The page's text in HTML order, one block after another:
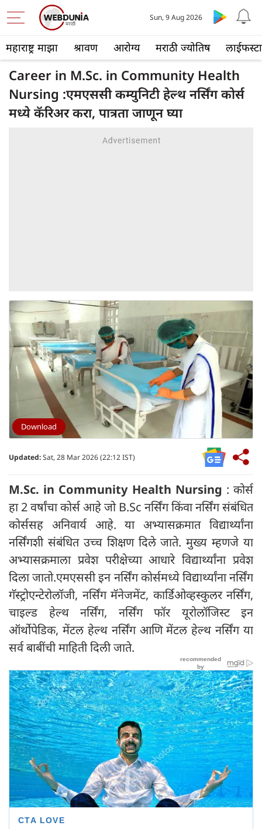
महाराष्ट्र माझा श्रावण आरोग्य मराठी ज्योतिष
Sun, 9 Aug 2026
Career in M.Sc. in Community Health
Nursing :एमएससी कम्युनिटी हेल्थ नर्सिंग कोर्स
मध्ये कॅरिअर करा, पात्रता जाणून घ्या
Download
Updated:Sat, 28 Mar 2026 (22:12 IST)
M.Sc. in Community Health Nursing : कोर्स
हा 2 वर्षांचा कोर्स आहे जो B.Sc नर्सिंग किंवा नर्सिंग संबंधित
कोर्ससह अनिवार्य आहे. या अभ्यासक्रमात विद्यार्थ्यांना
नर्सिंगशी संबंधित उच्च शिक्षण दिले जाते. मुख्य म्हणजे या
अभ्यासक्रमाला प्रवेश परीक्षेच्या आधारे विद्यार्थ्यांना प्रवेश
दिला जातो.एमएससी इन नर्सिंग कोर्समध्ये विद्यार्थ्यांना नर्सिंग
गॅस्ट्रोएन्टेरोलॉजी, नर्सिंग मॅनेजमेंट, कार्डिओव्हस्कुलर नर्सिंग,
चाइल्ड हेल्थ नर्सिंग, नर्सिंग फॉर यूरोलॉजिस्ट इन
ऑर्थोपेडिक, मेंटल हेल्थ नर्सिंग आणि मेंटल हेल्थ नर्सिंग या
सर्व बाबींची माहिती दिली जाते.